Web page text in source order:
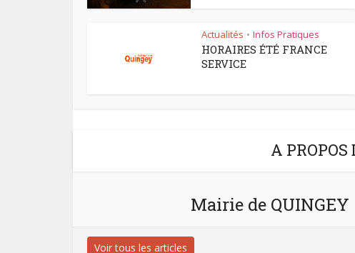
Actualités • Infos Pratiques
HORAIRES ÉTÉ FRANCE
SERVICE
A
Mairie de QUINGEY
Voir tous les articles